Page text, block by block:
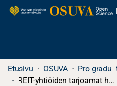
Etusivu OSUVA
REIT-yhtiöiden tarjoamat hajautushyödyt - Tarkastelussa Ranska, Iso-Britannia sekä Yhdysvallat